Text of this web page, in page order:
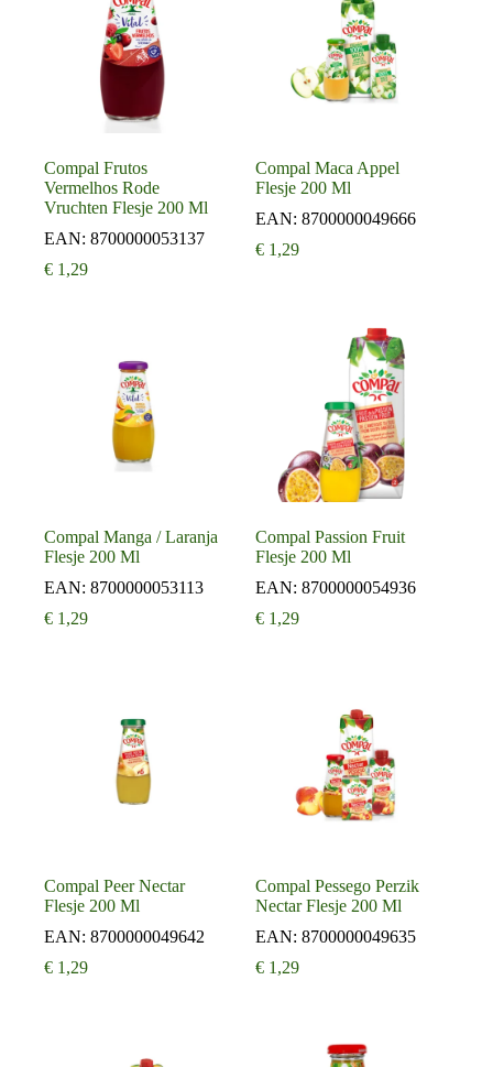
Compal Frutos
Vermelhos Rode
Vruchten Flesje 200 Ml
EAN: 8700000053137
€ 1,29
Compal Maca Appel
Flesje 200 Ml
EAN:8700000049666
€ 1,29
Compal Manga / Laranja
Flesje 200 Ml
EAN: 8700000053113
€ 1,29
Compal Passion Fruit
Flesje 200 Ml
EAN:8700000054936
€ 1,29
Compal Peer Nectar
Flesje 200 Ml
EAN: 8700000049642
€ 1,29
Compal Pessego Perzik
Nectar Flesje 200 Ml
EAN:8700000049635
€ 1,29